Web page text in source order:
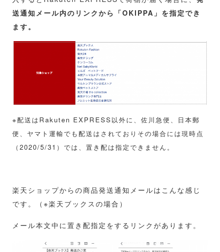
送通知メール内のリンクから「OKIPPA」を指定でき
ます。
※配送はRakuten EXPRESS以外に、佐川急便、日本郵
便、ヤマト運輸でも配送はされておりその場合には現時点
（2020/5/31）では、置き配は指定できません。
楽天ショップからの商品発送通知メールはこんな感じ
です。（※楽天ブックスの場合）
メール本文中に置き配指定をするリンクがあります。